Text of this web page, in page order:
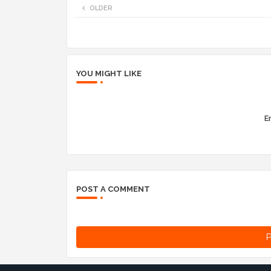
OLDER
YOU MIGHT LIKE
POST A COMMENT